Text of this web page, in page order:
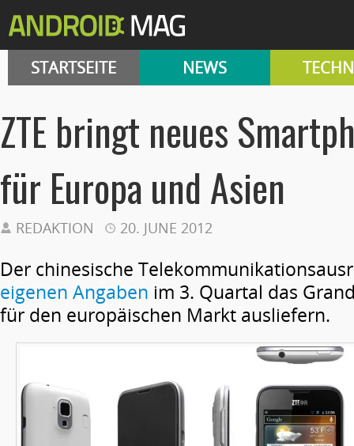
STARTSEITE NEWS
ZTE bringt neues
für Europa und Asien
REDAKTION 20. JUNE 2012
Der chinesische
eigenen Angaben im 3. Quartal das
für den europäischen Markt ausliefern.